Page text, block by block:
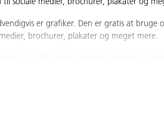
sociale medier, brochurer, plakater og
er grafiker. Den er gratis at bruge
brochurer, plakater og meget mere.
både til online- og trykte medier. Vi
der både ser godt ud og er